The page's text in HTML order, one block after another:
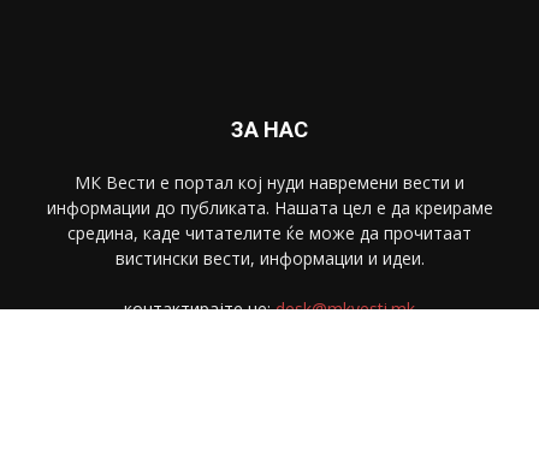
ЗА НАС
МК Вести е портал коj нуди навремени вести и
информации до публиката. Нашата цел е да креираме
средина, каде читателите ќе може да прочитаат
вистински вести, информации и идеи.
контактирајте не:desk@mkvesti.mk